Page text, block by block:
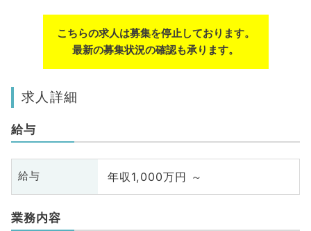
こちらの求人は募集を停止しております。
最新の募集状況の確認も承ります。
求人詳細
給与
給与 年収1,000万円 ～
業務内容